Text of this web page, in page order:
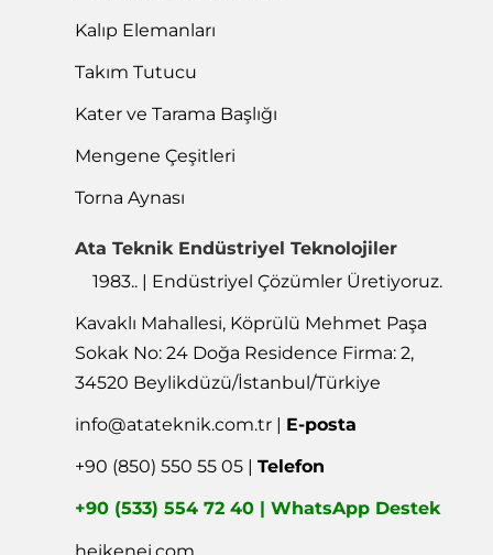
Kalıp Elemanları
Takım Tutucu
Kater ve Tarama Başlığı
Mengene Çeşitleri
Torna Aynası
Ata Teknik Endüstriyel Teknolojiler
1983.. | Endüstriyel Çözümler Üretiyoruz.
Kavaklı Mahallesi, Köprülü Mehmet Paşa
Sokak No: 24 Doğa Residence Firma: 2,
34520 Beylikdüzü/İstanbul/Türkiye
info@atateknik.com.tr | E-posta
+90 (850) 550 55 05 |Telefon
+90 (533) 554 72 40 | WhatsApp Destek
heikenei.com